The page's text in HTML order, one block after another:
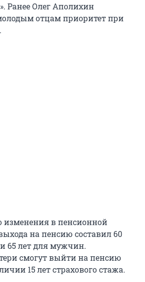
Ранее Олег Аполихин
отцам приоритет при
изменения в пенсионной
на пенсию составил 60
65 лет для мужчин.
смогут выйти на пенсию
15 лет страхового стажа.